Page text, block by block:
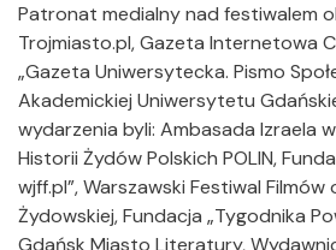
Patronat medialny nad festiwalem
Trojmiasto.pl, Gazeta Internetowa
„Gazeta Uniwersytecka. Pismo
Akademickiej Uniwersytetu
wydarzenia byli: Ambasada Izraela
Historii Żydów Polskich POLIN,
wjff.pl”, Warszawski Festiwal Filmów
Żydowskiej, Fundacja „Tygodnika